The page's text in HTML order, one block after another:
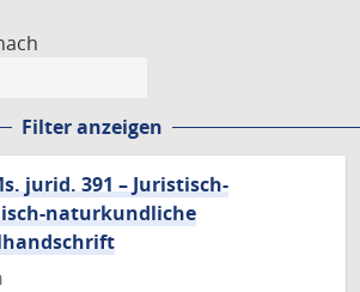
Filter anzeigen
jurid. 391 – Juristisch-
naturkundliche